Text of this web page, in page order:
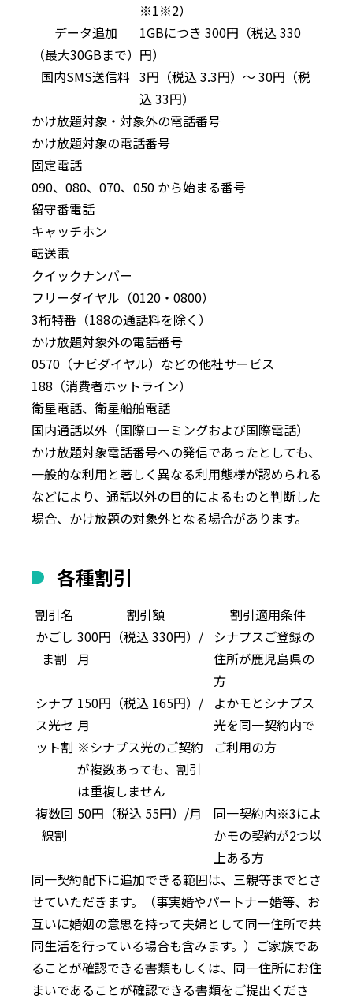
※1※2）
データ追加
（最大30GBまで）
1GBにつき 300円（税込 330
円）
国内SMS送信料 3円（税込 3.3円） ～30円（税
込 33円）
かけ放題対象・対象外の電話番号
かけ放題対象の電話番号
固定電話
090、080、070、050 から始まる番号
留守番電話
キャッチホン
転送電
クイックナンバー
フリーダイヤル（0120・0800）
3桁特番（188の通話料を除く）
かけ放題対象外の電話番号
0570（ナビダイヤル）などの他社サービス
188（消費者ホットライン）
衛星電話、衛星船舶電話
国内通話以外（国際ローミングおよび国際電話）
かけ放題対象電話番号への発信であったとしても、
一般的な利用と著しく異なる利用態様が認められる
などにより、通話以外の目的によるものと判断した
場合、かけ放題の対象外となる場合があります。
各種割引
割引名 割引額
割引適用条件
かごし
ま割
300円（税込 330円） /
月
シナプスご登録の
住所が鹿児島県の
方
シナプ
ス光セ
ット割
150円（税込 165円） /
月
※シナプス光のご契約
が複数あっても、割引
は重複しません
よかモとシナプス
光を同一契約内で
ご利用の方
複数回
線割
50円（税込 55円）/月
同一契約内※3によ
かモの契約が2つ以
上ある方
同一契約配下に追加できる範囲は、三親等までとさ
せていただきます。（事実婚やパートナー婚等、お
互いに婚姻の意思を持って夫婦として同一住所で共
同生活を行っている場合も含みます。）ご家族であ
ることが確認できる書類もしくは、同一住所にお住
まいであることが確認できる書類をご提出くださ